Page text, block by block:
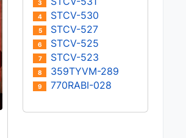
3
4 STCV-530
5 STCV-527
6 STCV-525
7 STCV-523
8 359TYVM-289
9 770RABI-028